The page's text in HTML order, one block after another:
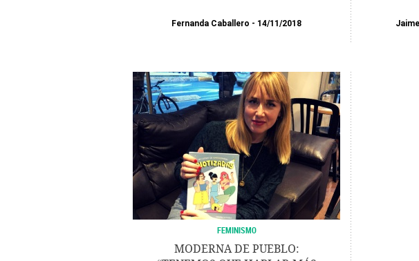
Fernanda Caballero 14/11/2018
FEMINISMO
MODERNA DE PUEBLO: